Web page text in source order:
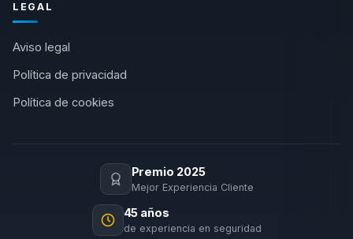
LEGAL
Aviso legal
Política de privacidad
Política de cookies
Premio 2025
Mejor Experiencia Cliente
45 años
de experiencia en seguridad